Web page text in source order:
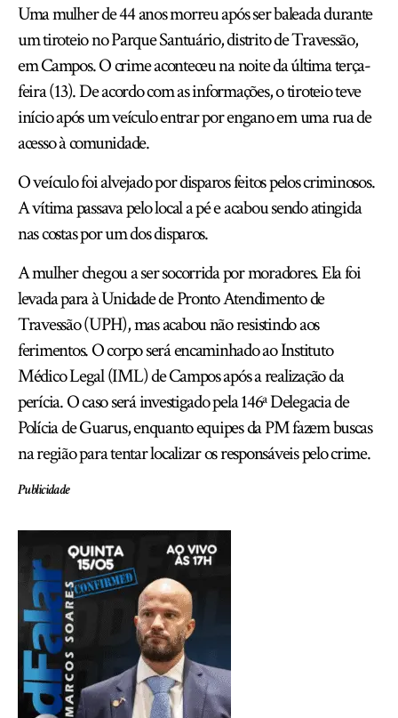
Uma mulher de 44 anos morreu após ser baleada durante
um tiroteio no Parque Santuário, distrito de Travessão,
em Campos. O crime aconteceu na noite da última terça-
feira (13). De acordo com as informações, o tiroteio teve
início após um veículo entrar por engano em uma rua de
acesso à comunidade.
O veículo foi alvejado por disparos feitos pelos criminosos.
A vítima passava pelo local a pé e acabou sendo atingida
nas costas por um dos disparos.
A mulher chegou a ser socorrida por moradores. Ela foi
levada para à Unidade de Pronto Atendimento de
Travessão (UPH), mas acabou não resistindo aos
ferimentos. O corpo será encaminhado ao Instituto
Médico Legal (IML) de Campos após a realização da
perícia. O caso será investigado pela 146ª Delegacia de
Polícia de Guarus, enquanto equipes da PM fazem buscas
na região para tentar localizar os responsáveis pelo crime.
Publicidade